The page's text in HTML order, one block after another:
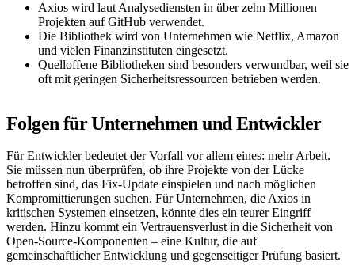
Axios wird laut Analysediensten in über zehn Millionen
Projekten auf GitHub verwendet.
Die Bibliothek wird von Unternehmen wie Netflix, Amazon
und vielen Finanzinstituten eingesetzt.
Quelloffene Bibliotheken sind besonders verwundbar, weil sie
oft mit geringen Sicherheitsressourcen betrieben werden.
Folgen für Unternehmen und Entwickler
Für Entwickler bedeutet der Vorfall vor allem eines: mehr Arbeit.
Sie müssen nun überprüfen, ob ihre Projekte von der Lücke
betroffen sind, das Fix-Update einspielen und nach möglichen
Kompromittierungen suchen. Für Unternehmen, die Axios in
kritischen Systemen einsetzen, könnte dies ein teurer Eingriff
werden. Hinzu kommt ein Vertrauensverlust in die Sicherheit von
Open-Source-Komponenten – eine Kultur, die auf
gemeinschaftlicher Entwicklung und gegenseitiger Prüfung basiert.